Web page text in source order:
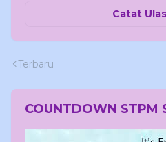
Catat
Terbaru
COUNTDOWN STPM